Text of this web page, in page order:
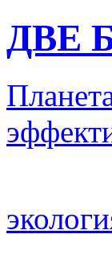
ДВЕ